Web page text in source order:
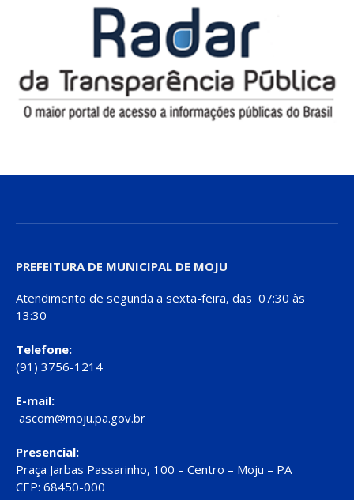
PREFEITURA DE MUNICIPAL DE MOJU
Atendimento de segunda a sexta-feira, das 07:30 às
13:30
Telefone:
(91) 3756-1214
E-mail:
ascom@moju.pa.gov.br
Presencial:
Praça Jarbas Passarinho, 100 – Centro – Moju – PA
CEP: 68450-000